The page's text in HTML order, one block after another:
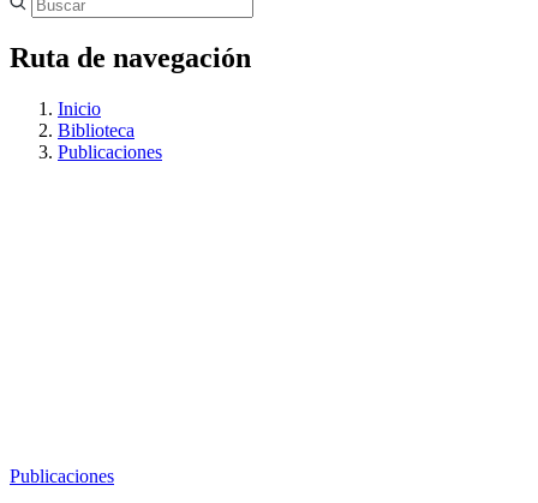
Ruta de navegación
Inicio
Biblioteca
Publicaciones
Publicaciones